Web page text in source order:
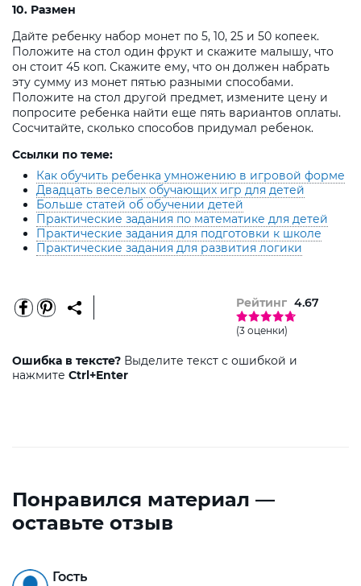
10. Размен
Дайте ребенку набор монет по 5, 10, 25 и 50 копеек.
Положите на стол один фрукт и скажите малышу, что
он стоит 45 коп. Скажите ему, что он должен набрать
эту сумму из монет пятью разными способами.
Положите на стол другой предмет, измените цену и
попросите ребенка найти еще пять вариантов оплаты.
Сосчитайте, сколько способов придумал ребенок.
Ссылки по теме:
Как обучить ребенка умножению в игровой форме
Двадцать веселых обучающих игр для детей
Больше статей об обучении детей
Практические задания по математике для детей
Практические задания для подготовки к школе
Практические задания для развития логики
Рейтинг 4.67
(3 оценки)
Ошибка в тексте? Выделите текст с ошибкой и
нажмите Ctrl+Enter
Понравился материал —
оставьте отзыв
Гость